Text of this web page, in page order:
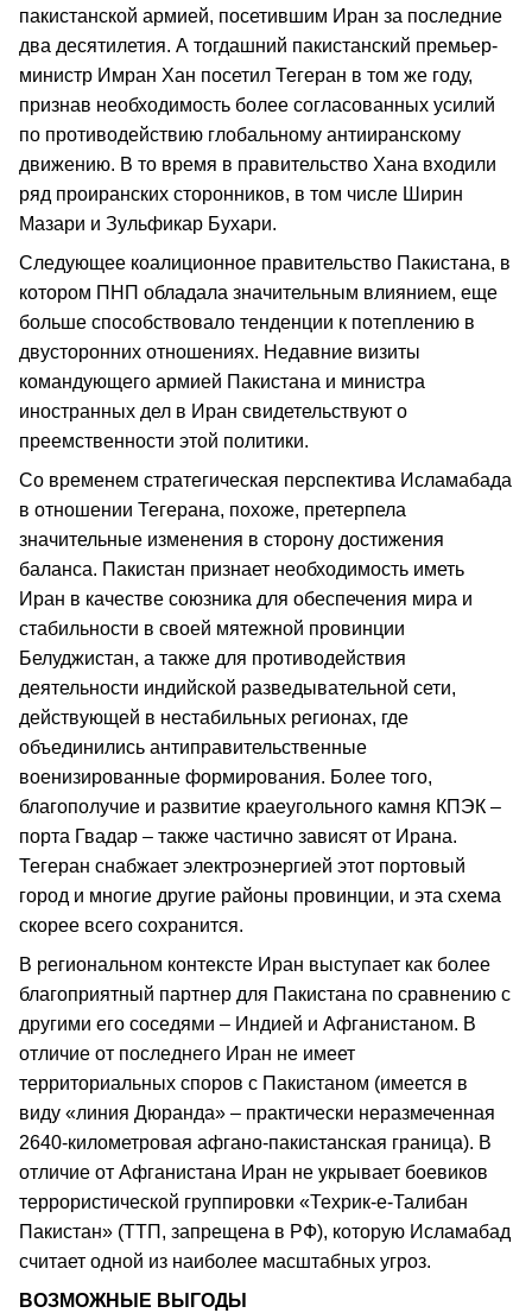
пакистанской армией, посетившим Иран за последние
два десятилетия. А тогдашний пакистанский премьер-
министр Имран Хан посетил Тегеран в том же году,
признав необходимость более согласованных усилий
по противодействию глобальному антииранскому
движению. В то время в правительство Хана входили
ряд проиранских сторонников, в том числе Ширин
Мазари и Зульфикар Бухари.
Следующее коалиционное правительство Пакистана, в
котором ПНП обладала значительным влиянием, еще
больше способствовало тенденции к потеплению в
двусторонних отношениях. Недавние визиты
командующего армией Пакистана и министра
иностранных дел в Иран свидетельствуют о
преемственности этой политики.
Со временем стратегическая перспектива Исламабада
в отношении Тегерана, похоже, претерпела
значительные изменения в сторону достижения
баланса. Пакистан признает необходимость иметь
Иран в качестве союзника для обеспечения мира и
стабильности в своей мятежной провинции
Белуджистан, а также для противодействия
деятельности индийской разведывательной сети,
действующей в нестабильных регионах, где
объединились антиправительственные
военизированные формирования. Более того,
благополучие и развитие краеугольного камня КПЭК –
порта Гвадар – также частично зависят от Ирана.
Тегеран снабжает электроэнергией этот портовый
город и многие другие районы провинции, и эта схема
скорее всего сохранится.
В региональном контексте Иран выступает как более
благоприятный партнер для Пакистана по сравнению с
другими его соседями – Индией и Афганистаном. В
отличие от последнего Иран не имеет
территориальных споров с Пакистаном (имеется в
виду «линия Дюранда» – практически неразмеченная
2640-километровая афгано-пакистанская граница). В
отличие от Афганистана Иран не укрывает боевиков
террористической группировки «Техрик-е-Талибан
Пакистан» (ТТП, запрещена в РФ), которую Исламабад
считает одной из наиболее масштабных угроз.
ВОЗМОЖНЫЕ ВЫГОДЫ